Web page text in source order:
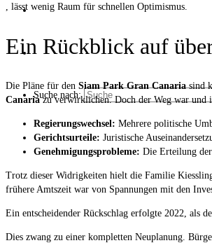
Über uns
Kaffee ☕
Suche nach:
, lässt wenig Raum für schnellen Optimismus.
Ein Rückblick auf
Die Pläne für den Siam Park Gran Canariasind
Canariazu verwirklichen. Doch der Weg war und
Regierungswechsel: Mehrere politische
Gerichtsurteile: Juristische
Genehmigungsprobleme: Die Erteilung der
Trotz dieser Widrigkeiten hielt die Familie
frühere Amtszeit war von Spannungen mit den
Ein entscheidender Rückschlag erfolgte 2022, als
Dies zwang zu einer kompletten Neuplanung.